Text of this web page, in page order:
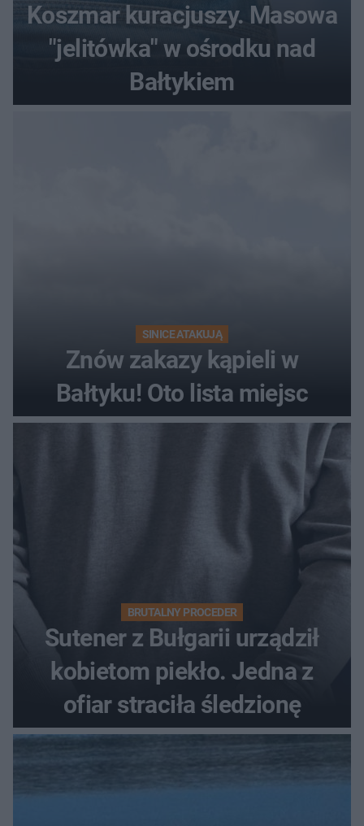
Koszmar kuracjuszy. Masowa
"jelitówka" w ośrodku nad
Bałtykiem
SINICE ATAKUJĄ
Znów zakazy kąpieli w
Bałtyku! Oto lista miejsc
BRUTALNY PROCEDER
Sutener z Bułgarii urządził
kobietom piekło. Jedna z
ofiar straciła śledzionę